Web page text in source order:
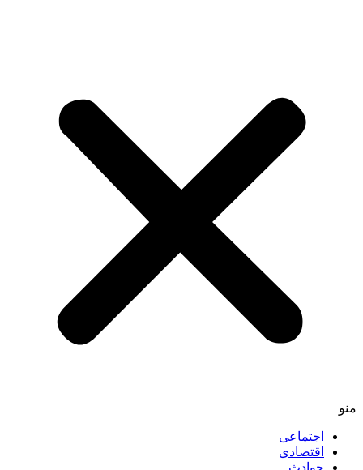
منو
اجتماعی
اقتصادی
حوادث